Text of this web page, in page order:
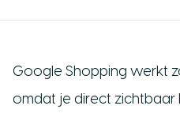
Google Shopping werkt
omdat je direct